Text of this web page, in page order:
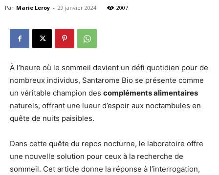
Par Marie Leroy - 29 janvier 2024 2007
À l’heure où le sommeil devient un défi quotidien pour de
nombreux individus, Santarome Bio se présente comme
un véritable champion des compléments alimentaires
naturels, offrant une lueur d’espoir aux noctambules en
quête de nuits paisibles.
Dans cette quête du repos nocturne, le laboratoire offre
une nouvelle solution pour ceux à la recherche de
sommeil. Cet article donne la réponse à l’interrogation,